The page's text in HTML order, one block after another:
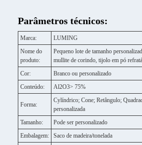
Parâmetros técnicos:
Marca:
LUMING
Nome do
produto:
Pequeno lote de tamanho
mullite de corindo, tijolo em pó
Cor:
Branco ou personalizado
Conteúdo:
Al2O3> 75%
Forma:
Cylíndrico; Cone; Retângulo;
personalizada
Tamanho:
Pode ser personalizado
Embalagem:
Saco de madeira/tonelada